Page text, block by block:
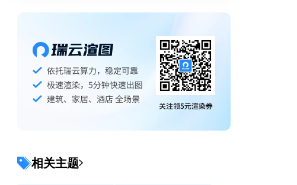
相关主题